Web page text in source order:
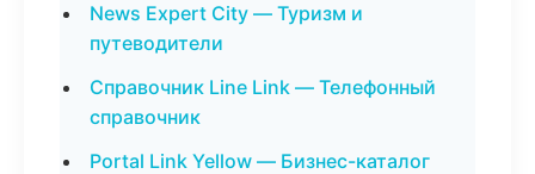
News Expert City — Туризм и
путеводители
Справочник Line Link — Телефонный
справочник
Portal Link Yellow — Бизнес-каталог